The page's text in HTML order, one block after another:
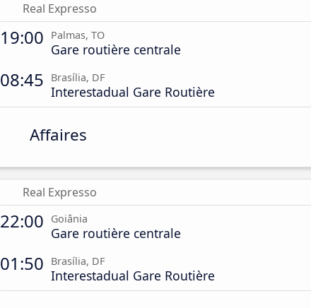
Real Expresso
19:00 Palmas, TO
Gare routière centrale
08:45 Brasília, DF
Interestadual Gare Routière
Affaires
Real Expresso
22:00 Goiânia
Gare routière centrale
01:50 Brasília, DF
Interestadual Gare Routière